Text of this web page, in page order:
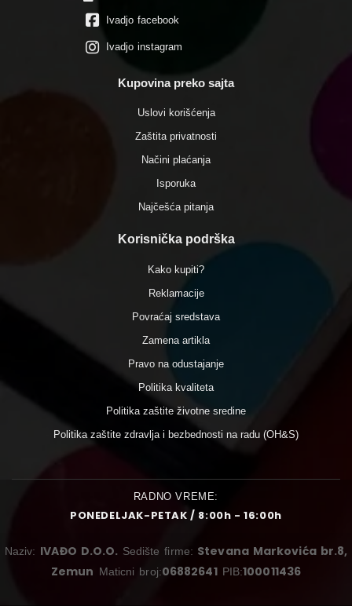
Ivadjo facebook
Ivadjo instagram
Kupovina preko sajta
Uslovi korišćenja
Zaštita privatnosti
Načini plaćanja
Isporuka
Najčešća pitanja
Korisnička podrška
Kako kupiti?
Reklamacije
Povraćaj sredstava
Zamena artikla
Pravo na odustajanje
Politika kvaliteta
Politika zaštite životne sredine
Politika zaštite zdravlja i bezbednosti na radu (OH&S)
RADNO VREME:
PONEDELJAK-PETAK / 8:00h - 16:00h
Naziv: IVAĐO D.O.O. Sedište firme: Stevana Markovića br.8,
Zemun Maticni broj:06882641PIB:100011436